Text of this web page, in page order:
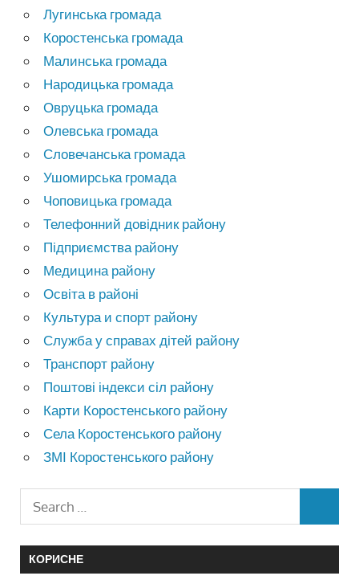
Лугинська громада
Коростенська громада
Малинська громада
Народицька громада
Овруцька громада
Олевська громада
Словечанська громада
Ушомирська громада
Чоповицька громада
Телефонний довідник району
Підприємства району
Медицина району
Освіта в районі
Культура и спорт району
Служба у справах дітей району
Транспорт району
Поштові індекси сіл району
Карти Коростенського району
Села Коростенського району
ЗМІ Коростенського району
КОРИСНЕ